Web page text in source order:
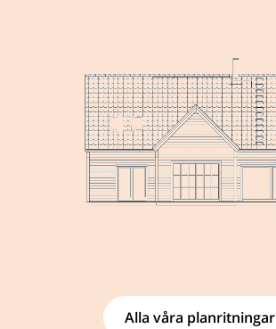
Alla våra planritningar